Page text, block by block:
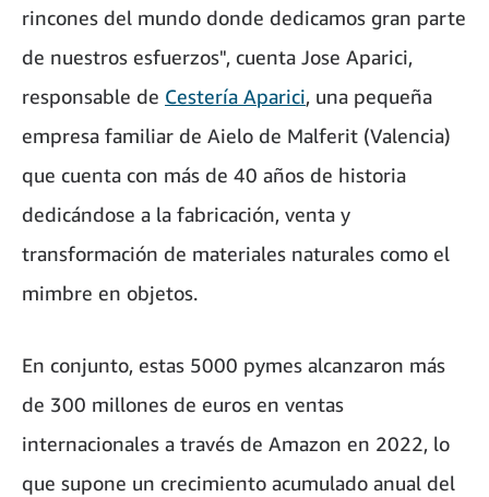
rincones del mundo donde dedicamos gran parte
de nuestros esfuerzos", cuenta Jose Aparici,
responsable de Cestería Aparici, una pequeña
empresa familiar de Aielo de Malferit (Valencia)
que cuenta con más de 40 años de historia
dedicándose a la fabricación, venta y
transformación de materiales naturales como el
mimbre en objetos.
En conjunto, estas 5000 pymes alcanzaron más
de 300 millones de euros en ventas
internacionales a través de Amazon en 2022, lo
que supone un crecimiento acumulado anual del